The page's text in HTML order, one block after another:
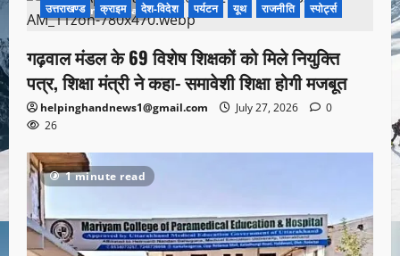
1 minute read
उत्तराखण्ड क्राइम देश-विदेश पर्यटन यूथ राजनीति स्पोर्ट्स
गढ़वाल मंडल के 69 विशेष शिक्षकों को मिले नियुक्ति
पत्र, शिक्षा मंत्री ने कहा- समावेशी शिक्षा होगी मजबूत
helpinghandnews1@gmail.com July 27, 2026
0
26
1 minute read